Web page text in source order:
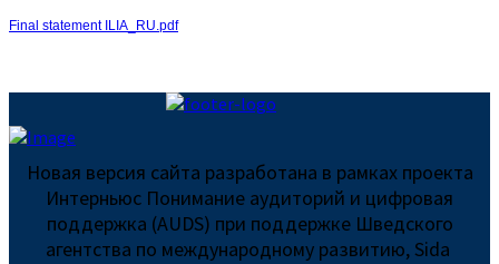
Final statement ILIA_RU.pdf
Новая версия сайта разработана в рамках проекта
Интерньюс Понимание аудиторий и цифровая
поддержка (AUDS) при поддержке Шведского
агентства по международному развитию, Sida